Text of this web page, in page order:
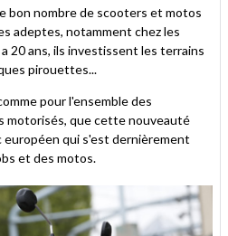
bon nombre de scooters et motos
adeptes, notamment chez les
20 ans, ils investissent les terrains
pirouettes...
pour l'ensemble des
motorisés, que cette nouveauté
européen qui s'est dernièrement
et des motos.